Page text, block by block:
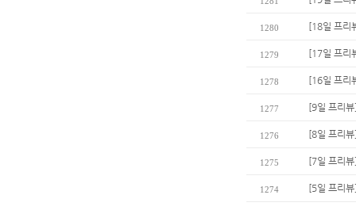
1280 [18일 프리
1279 [17일 프리
1278 [16일 프리
1277 [9일 프리
1276 [8일 프리
1275 [7일 프리
1274 [5일 프리